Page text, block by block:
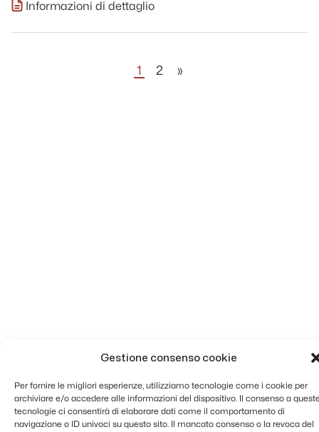
Gestione consenso cookie
Per fornire le migliori esperienze, utilizziamo tecnologie come i cookie per
archiviare e/o accedere alle informazioni del dispositivo. Il consenso a
tecnologie ci consentirà di elaborare dati come il comportamento di
navigazione o ID univoci su questo sito. Il mancato consenso o la revoca del
Informazioni di dettaglio
1 2 »